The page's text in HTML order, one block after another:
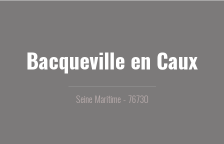
Bacqueville en Caux
Seine Maritime - 76730